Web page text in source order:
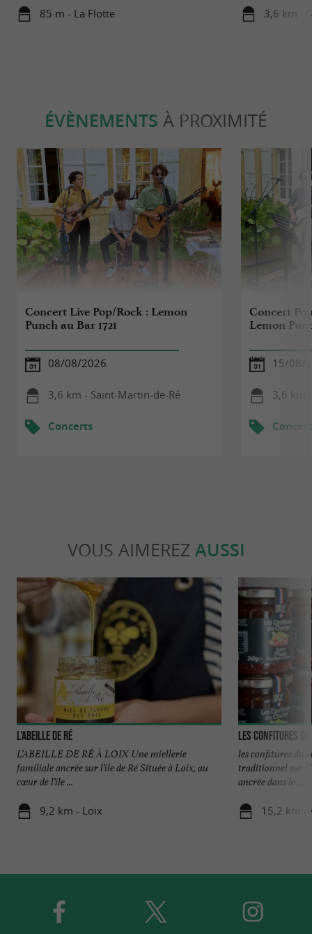
85 m - La Flotte 3,6 km -
ÉVÈNEMENTS À PROXIMITÉ
Concert Live Pop/Rock : Lemon
Punch au Bar 1721
08/08/2026
3,6 km - Saint-Martin-de-Ré
Concerts
Concert
Lemon
15/08/
3,6 km
VOUS AIMEREZ AUSSI
L'Abeille de Ré
L’ABEILLE DE RÉ À LOIX Une miellerie
familiale ancrée sur l’île de Ré Située à Loix, au
cœur de l’île ...
9,2 km - Loix
Les Confitures
les confitures du
traditionnel sur
ancrée dans le ...
15,2 km -